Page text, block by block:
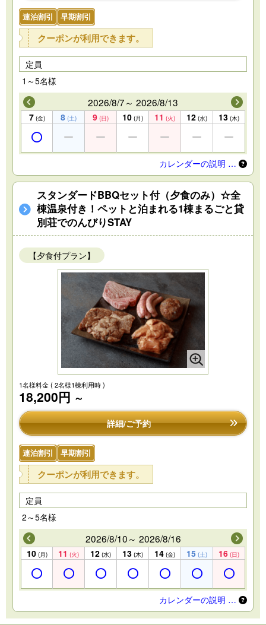
連泊割引 早期割引
クーポンが利用できます。
定員
1～5名様
2026/8/7～ 2026/8/13
7 (金) 8 (土) 9 (日) 10 (月) 11 (火) 12 (水) 13 (木)
カレンダーの説明 …
スタンダードBBQセット付（夕食のみ）☆全
棟温泉付き！ペットと泊まれる1棟まるごと貸
別荘でのんびりSTAY
【夕食付プラン】
1名様料金( 2名様1棟利用時 )
18,200円 ～
詳細/ご予約
連泊割引 早期割引
クーポンが利用できます。
定員
2～5名様
2026/8/10～ 2026/8/16
10 (月) 11 (火) 12 (水) 13 (木) 14 (金) 15 (土) 16 (日)
カレンダーの説明 …